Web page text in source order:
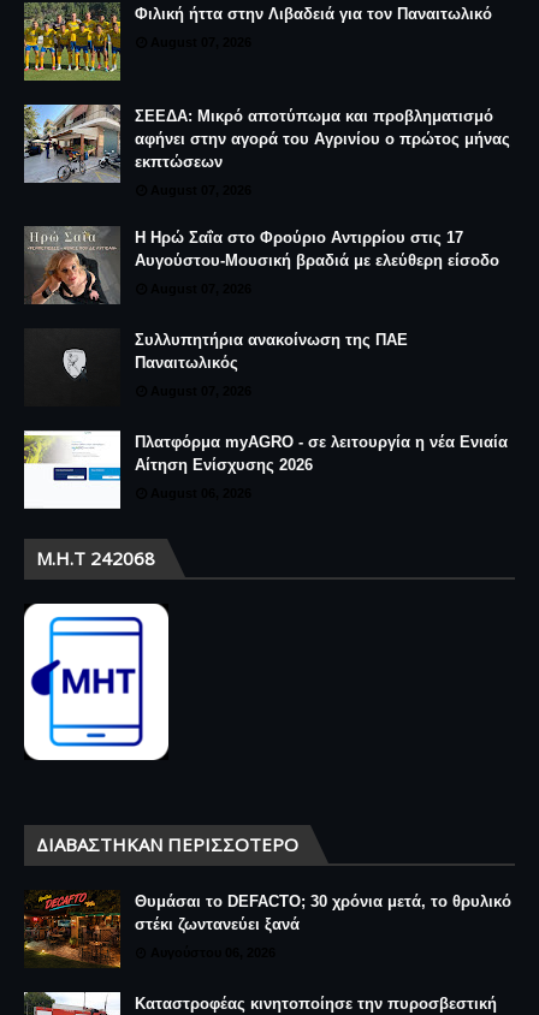
Φιλική ήττα στην Λιβαδειά για τον Παναιτωλικό
ΣΕΕΔΑ: Μικρό αποτύπωμα και προβληματισμό
αφήνει στην αγορά του Αγρινίου ο πρώτος μήνας
εκπτώσεων
Η Ηρώ Σαΐα στο Φρούριο Αντιρρίου στις 17
Αυγούστου-Μουσική βραδιά με ελεύθερη είσοδο
Συλλυπητήρια ανακοίνωση της ΠΑΕ
Παναιτωλικός
Πλατφόρμα myAGRO - σε λειτουργία η νέα Ενιαία
Αίτηση Ενίσχυσης 2026
Μ.Η.Τ 242068
ΔΙΑΒΆΣΤΗΚΑΝ ΠΕΡΙΣΣΌΤΕΡΟ
Θυμάσαι το DEFACTO; 30 χρόνια μετά, το θρυλικό
στέκι ζωντανεύει ξανά
Καταστροφέας κινητοποίησε την πυροσβεστική